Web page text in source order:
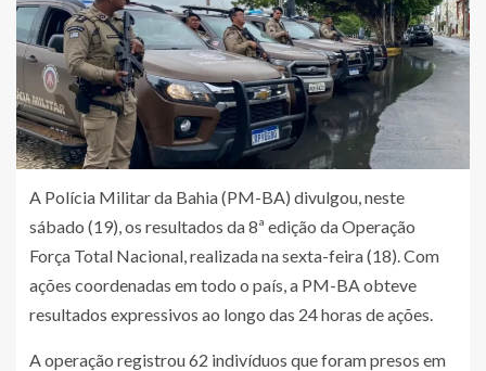
A Polícia Militar da Bahia (PM-BA) divulgou, neste
sábado (19), os resultados da 8ª edição da Operação
Força Total Nacional, realizada na sexta-feira (18). Com
ações coordenadas em todo o país, a PM-BA obteve
resultados expressivos ao longo das 24 horas de ações.
A operação registrou 62 indivíduos que foram presos em